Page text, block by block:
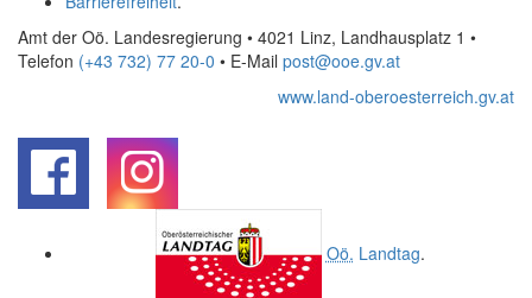
Amt der Oö. Landesregierung • 4021 Linz, Landhausplatz 1 •
Telefon (+43 732) 77 20-0 • E-Mail post@ooe.gv.at
www.land-oberoesterreich.gv.at
Oö. Landtag.